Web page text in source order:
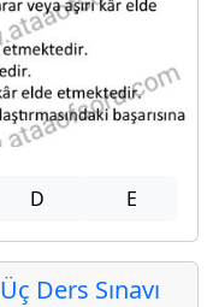
D E
Ders Sınavı